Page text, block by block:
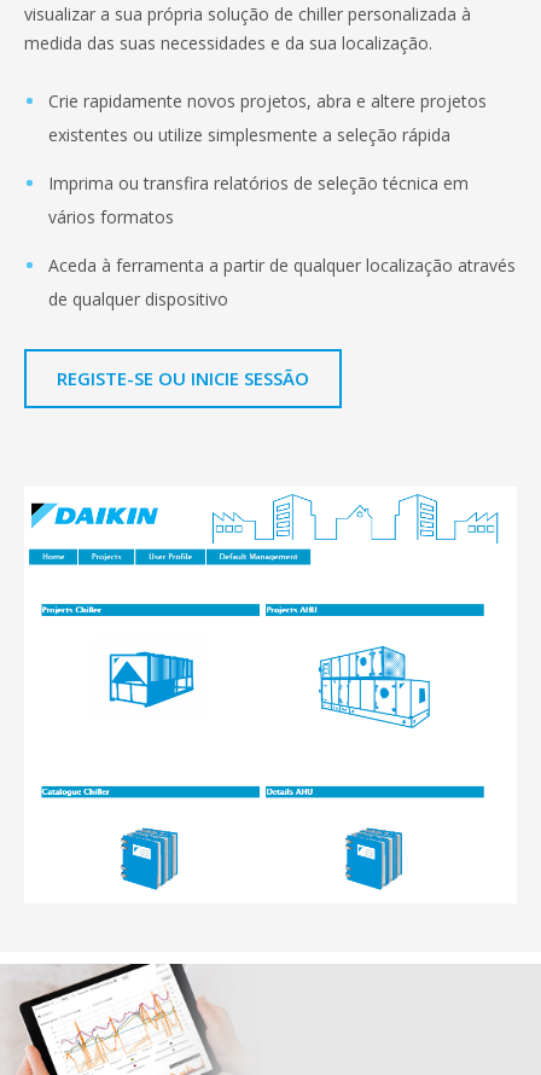
visualizar a sua própria solução de chiller personalizada à
medida das suas necessidades e da sua localização.
Crie rapidamente novos projetos, abra e altere projetos
existentes ou utilize simplesmente a seleção rápida
Imprima ou transfira relatórios de seleção técnica em
vários formatos
Aceda à ferramenta a partir de qualquer localização através
de qualquer dispositivo
REGISTE-SE OU INICIE SESSÃO